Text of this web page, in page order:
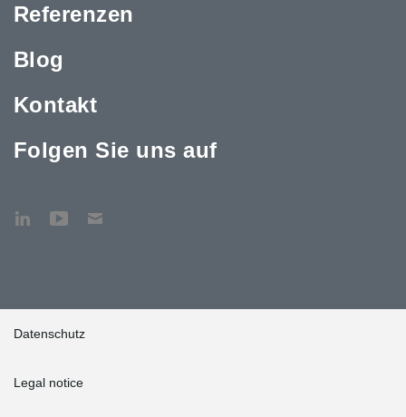
Referenzen
Blog
Kontakt
Folgen Sie uns auf
Datenschutz
Legal notice